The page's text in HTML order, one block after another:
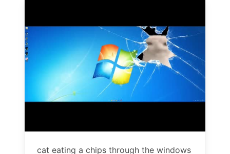
cat eating a chips through the windows